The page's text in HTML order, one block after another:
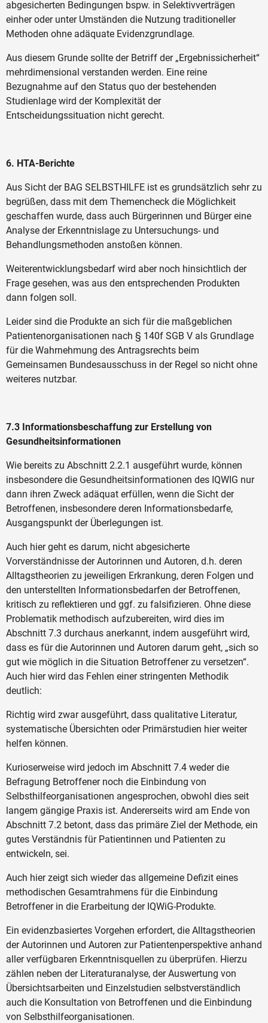
abgesicherten Bedingungen bspw. in Selektivverträgen
einher oder unter Umständen die Nutzung traditioneller
Methoden ohne adäquate Evidenzgrundlage.
Aus diesem Grunde sollte der Betriff der „Ergebnissicherheit“
mehrdimensional verstanden werden. Eine reine
Bezugnahme auf den Status quo der bestehenden
Studienlage wird der Komplexität der
Entscheidungssituation nicht gerecht.
6. HTA-Berichte
Aus Sicht der BAG SELBSTHILFE ist es grundsätzlich sehr zu
begrüßen, dass mit dem Themencheck die Möglichkeit
geschaffen wurde, dass auch Bürgerinnen und Bürger eine
Analyse der Erkenntnislage zu Untersuchungs- und
Behandlungsmethoden anstoßen können.
Weiterentwicklungsbedarf wird aber noch hinsichtlich der
Frage gesehen, was aus den entsprechenden Produkten
dann folgen soll.
Leider sind die Produkte an sich für die maßgeblichen
Patientenorganisationen nach § 140f SGB V als Grundlage
für die Wahrnehmung des Antragsrechts beim
Gemeinsamen Bundesausschuss in der Regel so nicht ohne
weiteres nutzbar.
7.3 Informationsbeschaffung zur Erstellung von
Gesundheitsinformationen
Wie bereits zu Abschnitt 2.2.1 ausgeführt wurde, können
insbesondere die Gesundheitsinformationen des IQWIG nur
dann ihren Zweck adäquat erfüllen, wenn die Sicht der
Betroffenen, insbesondere deren Informationsbedarfe,
Ausgangspunkt der Überlegungen ist.
Auch hier geht es darum, nicht abgesicherte
Vorverständnisse der Autorinnen und Autoren, d.h. deren
Alltagstheorien zu jeweiligen Erkrankung, deren Folgen und
den unterstellten Informationsbedarfen der Betroffenen,
kritisch zu reflektieren und ggf. zu falsifizieren. Ohne diese
Problematik methodisch aufzubereiten, wird dies im
Abschnitt 7.3 durchaus anerkannt, indem ausgeführt wird,
dass es für die Autorinnen und Autoren darum geht, „sich so
gut wie möglich in die Situation Betroffener zu versetzen“.
Auch hier wird das Fehlen einer stringenten Methodik
deutlich:
Richtig wird zwar ausgeführt, dass qualitative Literatur,
systematische Übersichten oder Primärstudien hier weiter
helfen können.
Kurioserweise wird jedoch im Abschnitt 7.4 weder die
Befragung Betroffener noch die Einbindung von
Selbsthilfeorganisationen angesprochen, obwohl dies seit
langem gängige Praxis ist. Andererseits wird am Ende von
Abschnitt 7.2 betont, dass das primäre Ziel der Methode, ein
gutes Verständnis für Patientinnen und Patienten zu
entwickeln, sei.
Auch hier zeigt sich wieder das allgemeine Defizit eines
methodischen Gesamtrahmens für die Einbindung
Betroffener in die Erarbeitung der IQWiG-Produkte.
Ein evidenzbasiertes Vorgehen erfordert, die Alltagstheorien
der Autorinnen und Autoren zur Patientenperspektive anhand
aller verfügbaren Erkenntnisquellen zu überprüfen. Hierzu
zählen neben der Literaturanalyse, der Auswertung von
Übersichtsarbeiten und Einzelstudien selbstverständlich
auch die Konsultation von Betroffenen und die Einbindung
von Selbsthilfeorganisationen.